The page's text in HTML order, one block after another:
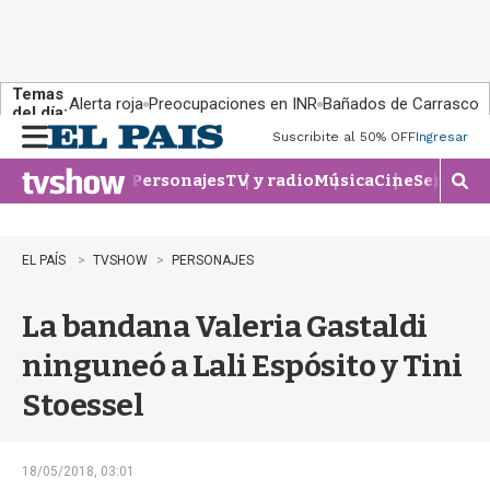
Temas
del día:Alerta roja Preocupaciones en INR Bañados de Carrasco
n
u
Suscribite al 50% OFFIngresar
PersonajesTV y radioMúsicaCineSeries
M
o
�
EL PAÍS TVSHOW PERSONAJES
La bandana Valeria Gastaldi
ninguneó a Lali Espósito y Tini
Stoessel
18/05/2018, 03:01